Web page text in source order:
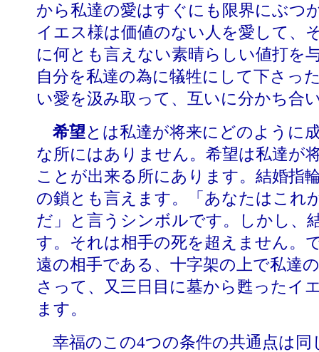
から私達の愛はすぐにも限界にぶつ
イエス様は価値のない人を愛して、
に何とも言えない素晴らしい値打を
自分を私達の為に犠牲にして下さっ
い愛を汲み取って、互いに分かち合
希望とは私達が将来にどのように
な所にはありません。希望は私達が
ことが出来る所にあります。結婚指
の鎖とも言えます。「あなたはこれ
だ」と言うシンボルです。しかし、
す。それは相手の死を超えません。
遠の相手である、十字架の上で私達
さって、又三日目に墓から甦ったイ
ます。
幸福のこの4つの条件の共通点は